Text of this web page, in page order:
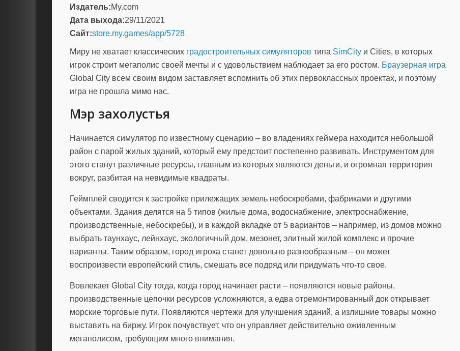
Издатель:My.com
Дата выхода:29/11/2021
Сайт:store.my.games/app/5728
Миру не хватает классических градостроительных симуляторов типа SimCity и Cities, в которых
игрок строит мегаполис своей мечты и с удовольствием наблюдает за его ростом. Браузерная игра
Global City всем своим видом заставляет вспомнить об этих первоклассных проектах, и поэтому
игра не прошла мимо нас.
Мэр захолустья
Начинается симулятор по известному сценарию – во владениях геймера находится небольшой
район с парой жилых зданий, который ему предстоит постепенно развивать. Инструментом для
этого станут различные ресурсы, главным из которых являются деньги, и огромная территория
вокруг, разбитая на невидимые квадраты.
Геймплей сводится к застройке прилежащих земель небоскребами, фабриками и другими
объектами. Здания делятся на 5 типов (жилые дома, водоснабжение, электроснабжение,
производственные, небоскребы), и в каждой вкладке от 5 вариантов – например, из домов можно
выбрать таунхаус, лейнхаус, экологичный дом, мезонет, элитный жилой комплекс и прочие
варианты. Таким образом, город игрока станет довольно разнообразным – он может
воспроизвести европейский стиль, смешать все подряд или придумать что-то свое.
Вовлекает Global City тогда, когда город начинает расти – появляются новые районы,
производственные цепочки ресурсов усложняются, а едва отремонтированный док открывает
морские торговые пути. Появляются чертежи для улучшения зданий, а излишние товары можно
выставить на биржу. Игрок почувствует, что он управляет действительно оживленным
мегаполисом, требующим много внимания.